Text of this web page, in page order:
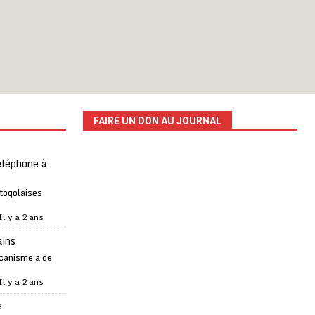
à
y a 2 ans
a de
y a 2 ans
FAIRE UN DON AU JOURNAL